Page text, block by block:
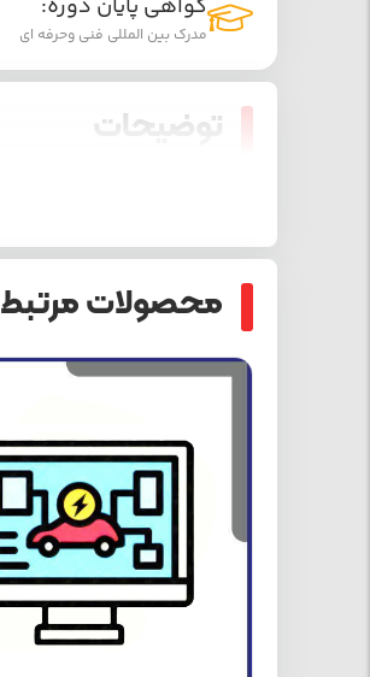
گواهی پایان دوره:
مدرک بین المللی فنی وحرفه ای
توضیحات
محصولات مرتبط